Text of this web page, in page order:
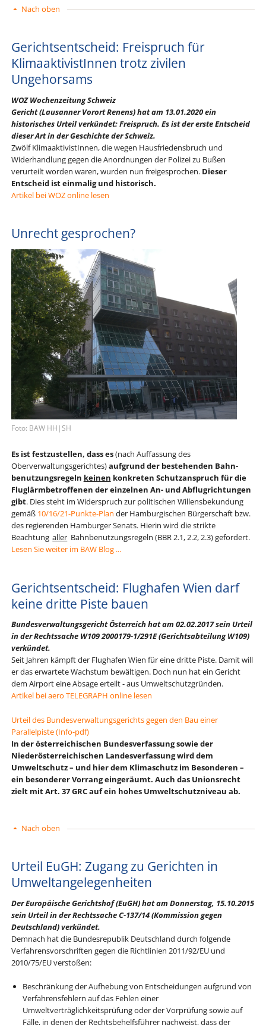
Nach oben
Gerichtsentscheid: Freispruch für
Klimaaktivist­Innen trotz zivilen
Ungehorsams
WOZ Wochenzeitung Schweiz
Gericht (Lausanner Vorort Renens) hat am 13.01.2020 ein
historisches Urteilverkündet: Freispruch. Es ist der erste Entscheid
dieser Art in der Geschichte der Schweiz.
Zwölf Klimaaktivist­Innen, die wegen Hausfriedensbruch und
Widerhandlung gegen die Anordnungen der Polizei zu Bußen
verurteilt worden waren, wurden nun freigesprochen. Dieser
Entscheid ist einmalig und historisch.
Artikel bei WOZ online lesen
Unrecht gesprochen?
Foto: BAW HH|SH
Es ist festzustellen, dass es(nach Auffassung des
Oberverwaltungs­gerichtes)aufgrund der bestehenden Bahn­
benutzungs­regeln keinen konkreten Schutzanspruch für die
Fluglärm­betroffenen der einzelnen An- und Abflugrichtungen
gibt. Dies steht im Widerspruch zur politischen Willens­bekundung
gemäß 10/16/21-Punkte-Plan der Hamburgischen Bürgerschaft bzw.
des regierenden Hamburger Senats. Hierin wird die strikte
Beachtung aller Bahn­benutzungs­regeln (BBR 2.1, 2.2, 2.3) gefordert.
Lesen Sie weiter im BAW Blog ...
Gerichtsentscheid: Flughafen Wien darf
keine dritte Piste bauen
Bundesverwaltungsgericht Österreich hat am 02.02.2017 sein Urteil
in der Rechtssache W109 2000179-1/291E (Gerichtsabteilung W109)
verkündet.
Seit Jahren kämpft der Flughafen Wien für eine dritte Piste. Damit will
er das erwartete Wachstum bewältigen. Doch nun hat ein Gericht
dem Airport eine Absage erteilt - aus Umweltschutzgründen.
Artikel bei aero TELEGRAPH online lesen
Urteil des Bundesverwaltungsgerichts gegen den Bau einer
Parallelpiste (Info-pdf)
In der österreichischen Bundesverfassung sowie der
Niederösterreichischen Landesverfassung wird dem
Umweltschutz – und hier dem Klimaschutz im Besonderen –
ein besonderer Vorrang eingeräumt. Auch das Unionsrecht
zielt mit Art. 37 GRC auf ein hohes Umweltschutzniveau ab.
Nach oben
Urteil EuGH: Zugang zu Gerichten in
Umweltangelegenheiten
Der Europäische Gerichtshof (EuGH) hat am Donnerstag, 15.10.2015
sein Urteil in der RechtssacheC-137/14 (Kommission gegen
Deutschland) verkündet.
Demnach hat die Bundesrepublik Deutschland durch folgende
Verfahrensvorschriften gegen die Richtlinien 2011/92/EU und
2010/75/EU verstoßen:
Beschränkung der Aufhebung von Entscheidungen aufgrund von
Verfahrensfehlern auf das Fehlen einer
Umweltverträglichkeitsprüfung oder der Vorprüfung sowie auf
Fälle, in denen der Rechtsbehelfsführer nachweist, dass der